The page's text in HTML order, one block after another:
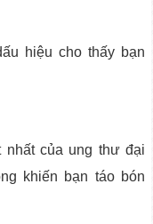
hiệu cho thấy bạn
nhất của ung thư đại
khiến bạn táo bón